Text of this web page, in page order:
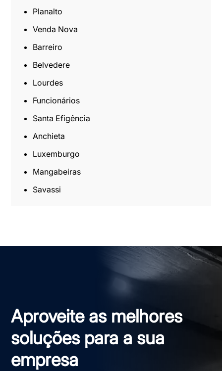
Planalto
Venda Nova
Barreiro
Belvedere
Lourdes
Funcionários
Santa Efigência
Anchieta
Luxemburgo
Mangabeiras
Savassi
Aproveite as melhores
soluções para a sua
empresa